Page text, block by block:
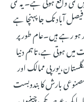
آباد تک جا پہنچا ہے
ہو رہے ہیں۔عام طور پر
ہوتی ہے،تاہم دنیا
ممالک اور
مصنوعی بارش کا بندوبست